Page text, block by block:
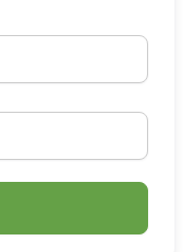
Lietuvių
Lithuania
Latvia